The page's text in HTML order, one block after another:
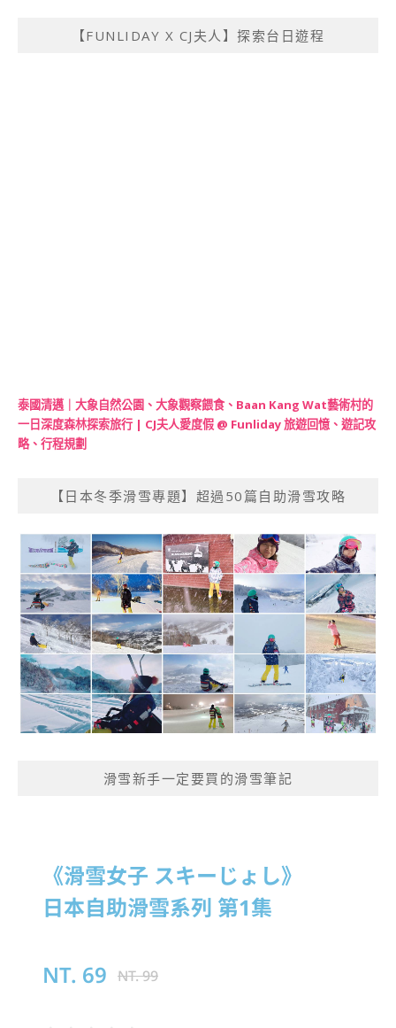
【FUNLIDAY X CJ夫人】探索台日遊程
泰國清邁｜大象自然公園、大象觀察餵食、Baan Kang Wat藝術村的
一日深度森林探索旅行 | CJ夫人愛度假 @ Funliday 旅遊回憶、遊記攻
略、行程規劃
【日本冬季滑雪專題】超過50篇自助滑雪攻略
滑雪新手一定要買的滑雪筆記